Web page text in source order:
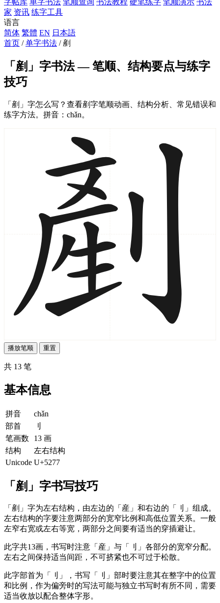
字帖库 单字书法 笔顺查询 书法教程 硬笔练字 笔顺演示 书法
家 资讯 练字工具
语言
简体 繁體 EN 日本語
首页 / 单字书法 / 剷
「剷」字书法 — 笔顺、结构要点与练字
技巧
「剷」字怎么写？查看剷字笔顺动画、结构分析、常见错误和
练字方法。拼音：chǎn。
播放笔顺 重置
共 13 笔
基本信息
拼音
chǎn
部首
刂
笔画数
13 画
结构
左右结构
Unicode U+5277
「剷」字书写技巧
「剷」字为左右结构，由左边的「産」和右边的「刂」组成。
左右结构的字要注意两部分的宽窄比例和高低位置关系。一般
左窄右宽或左右等宽，两部分之间要有适当的穿插避让。
此字共13画，书写时注意「産」与「刂」各部分的宽窄分配。
左右之间保持适当间距，不可挤紧也不可过于松散。
此字部首为「刂」，书写「刂」部时要注意其在整字中的位置
和比例，作为偏旁时的写法可能与独立书写时有所不同，需要
适当收放以配合整体字形。